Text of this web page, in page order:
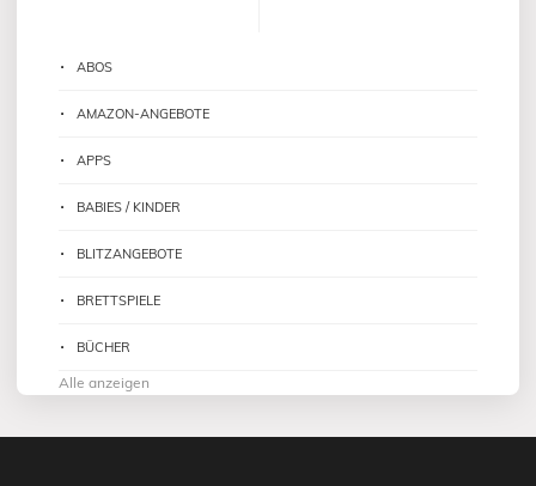
ABOS
AMAZON-ANGEBOTE
APPS
BABIES / KINDER
BLITZANGEBOTE
BRETTSPIELE
BÜCHER
Alle anzeigen